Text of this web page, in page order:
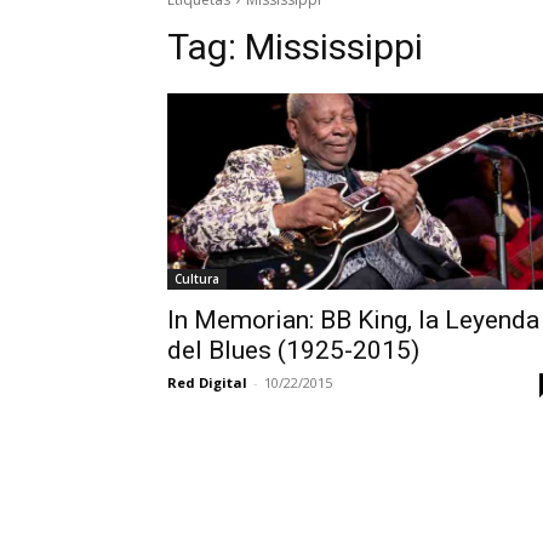
Tag: Mississippi
Cultura
In Memorian: BB King, la Leyenda
del Blues (1925-2015)
Red Digital - 10/22/2015